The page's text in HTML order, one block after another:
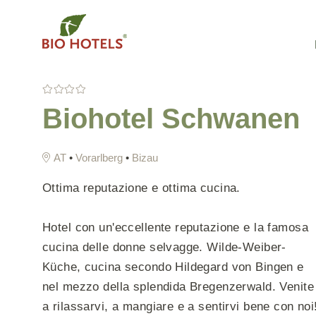
Schleswig-Holstein
Occidentale
Assia
Baviera
Mare de nord
Mare Baltico
Bassa Sassonia
Alberghi sull'acqua
Hotel nel sud
Alberghi in città
Green Meeting
Hotel con piscina
Biohotel Schwanen
•Vorarlberg • Bizau
Ottima reputazione e ottima cucina.
Hotel con un'eccellente reputazione e la famosa
cucina delle donne selvagge. Wilde-Weiber-
Küche, cucina secondo Hildegard von Bingen e
nel mezzo della splendida Bregenzerwald. Venite
a rilassarvi, a mangiare e a sentirvi bene con noi!